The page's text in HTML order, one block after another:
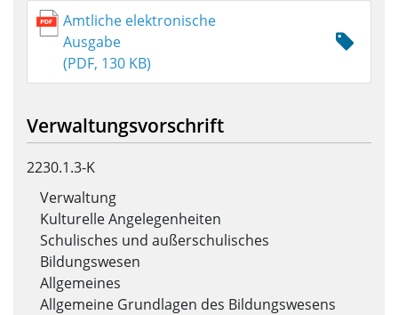
Amtliche elektronische
Ausgabe
(PDF, 130 KB)
Verwaltungsvorschrift
2230.1.3-K
Verwaltung
Kulturelle Angelegenheiten
Schulisches und außerschulisches
Bildungswesen
Allgemeines
Allgemeine Grundlagen des Bildungswesens